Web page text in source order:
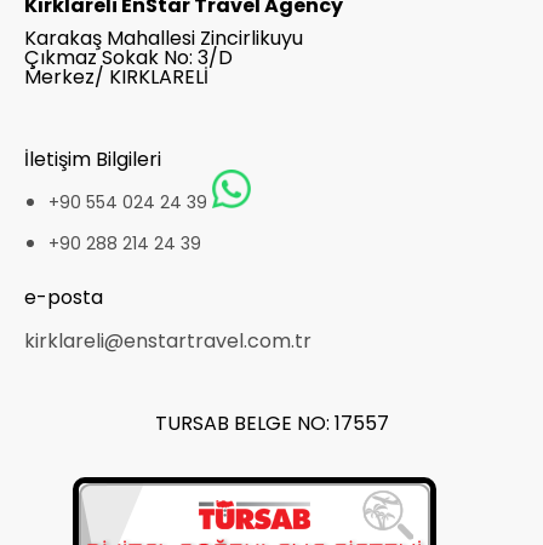
Karakaş Mahallesi Zincirlikuyu
Çıkmaz Sokak No: 3/D
Merkez/ KIRKLARELİ
İletişim Bilgileri
+90 554 024 24 39
+90 288 214 24 39
e-posta
kirklareli@enstartravel.com.tr
TURSAB BELGE NO: 17557